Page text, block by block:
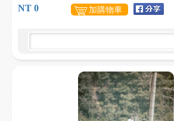
NT 0 加購物車